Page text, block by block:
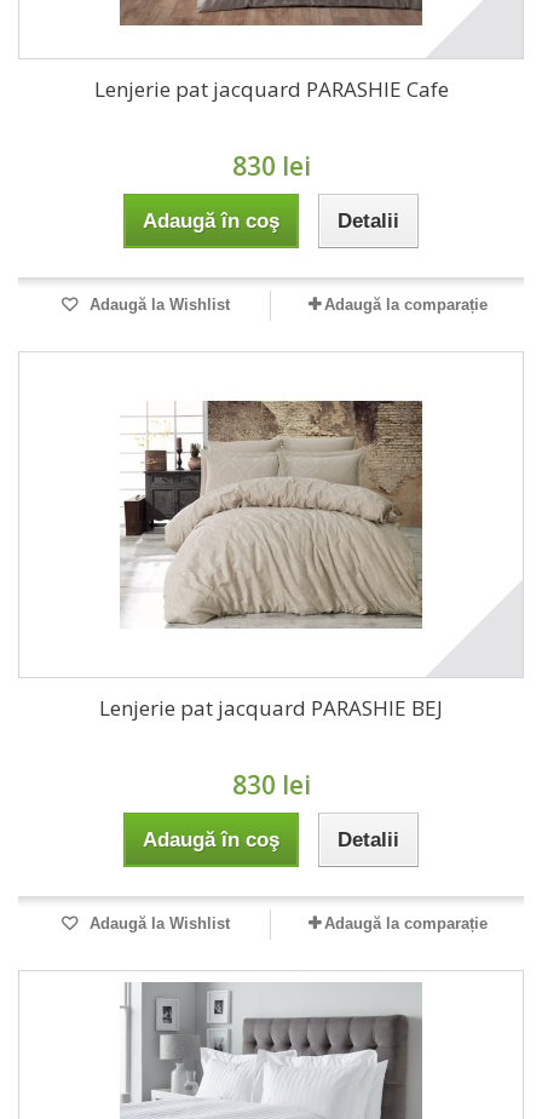
Lenjerie pat jacquard PARASHIE Cafe
830 lei
Adaugă în coş Detalii
Adaugă la Wishlist Adaugă la comparație
Lenjerie pat jacquard PARASHIE BEJ
830 lei
Adaugă în coş Detalii
Adaugă la Wishlist Adaugă la comparație